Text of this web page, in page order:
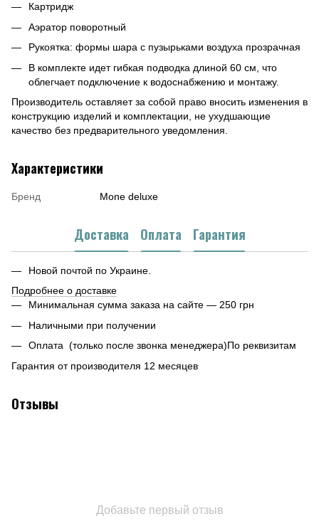
Картридж
Аэратор поворотный
Рукоятка: формы шара с пузырьками воздуха прозрачная
В комплекте идет гибкая подводка длиной 60 см, что
облегчает подключение к водоснабжению и монтажу.
Производитель оставляет за собой право вносить изменения в
конструкцию изделий и комплектации, не ухудшающие
качество без предварительного уведомления.
Характеристики
Бренд Mone deluxe
Доставка Оплата Гарантия
Новой почтой по Украине.
Подробнее о доставке
Минимальная сумма заказа на сайте — 250 грн
Наличными при получении
Оплата (только после звонка менеджера)По реквизитам
Гарантия от производителя 12 месяцев
Отзывы
Добавьте первый отзыв